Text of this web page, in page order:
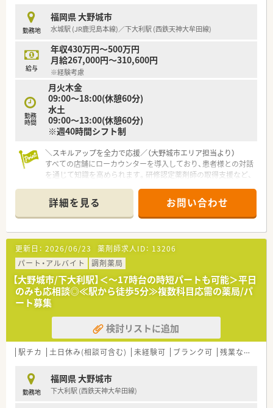
勤務地
福岡県 大野城市
水城駅 (JR鹿児島本線)／下大利駅 (西鉄天神大牟田線)
給与
年収430万円～500万円
月給267,000円～310,600円
※経験考慮
勤務
時間
月火木金
09:00～18:00(休憩60分)
水土
09:00～13:00(休憩60分)
※週40時間シフト制
＼スキルアップを全力で応援／（大野城市エリア担当より）
すべての店舗にローカウンターを導入しており、患者様との対話
を通じて知識を高められます。研修認定薬剤師の取得支援など、
【店舗情報と応需状況について】
■最寄り駅である西鉄天神大牟田線の下大利駅から徒歩で2分、
JR鹿児島本線の水城駅からもアクセスが可能です。
■応需科目は整形外科と心療内科が中心となっており、処方箋の
受付枚数は1日あたり80枚から100枚ほどです。
【法人特徴について】
■福岡県内を中心に33店舗の調剤薬局を運営しており、クリニ
ックの開業支援から関わることで成長を続けています。
■すべての店舗にローカウンターを配置することで、患者様がリ
ラックスして質問しやすい環境作りに努めています。
■会社からの指名ではなく自主性を重んじる社風があり、社員が
やりたいことに挑戦できる環境を大切にしています
■店舗の勤務者数は薬剤師が常時4名から5名体制となってお
【こんな方にオススメ】
■患者様と同じ目線でじっくりと向き合い、対話を重視した丁寧
詳細を見る お問い合わせ
更新日： 2026/06/23 薬剤師求人ID： 13206
パート・アルバイト
調剤薬局
【大野城市/下大利駅】＜～17時台の時短パートも可能＞平日
のみも応相談◎≪駅から徒歩5分≫複数科目応需の薬局/パ
ート募集
検討リストに追加
駅チカ 土日休み(相談可含む) 未経験可 ブランク可 残業なし(ほぼなし含む)
勤務地
福岡県 大野城市
下大利駅 (西鉄天神大牟田線)